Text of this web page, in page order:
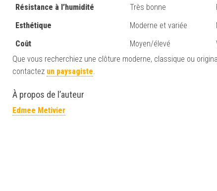
Résistance à l’humidité
Très bonne
Esthétique
Moderne et variée
Coût
Moyen/élevé
Que vous recherchiez une clôture moderne, classique ou
contactez un paysagiste.
À propos de l’auteur
Edmee Metivier